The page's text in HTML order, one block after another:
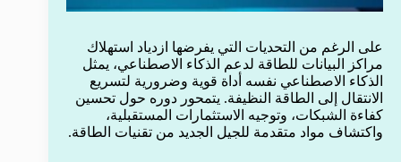
على الرغم من التحديات التي يفرضها ازدياد استهلاك
مراكز البيانات للطاقة لدعم الذكاء الاصطناعي، يمثل
الذكاء الاصطناعي نفسه أداة قوية وضرورية لتسريع
الانتقال إلى الطاقة النظيفة. يتمحور دوره حول تحسين
كفاءة الشبكات، وتوجيه الاستثمارات المستقبلية،
واكتشاف مواد متقدمة للجيل الجديد من تقنيات الطاقة.